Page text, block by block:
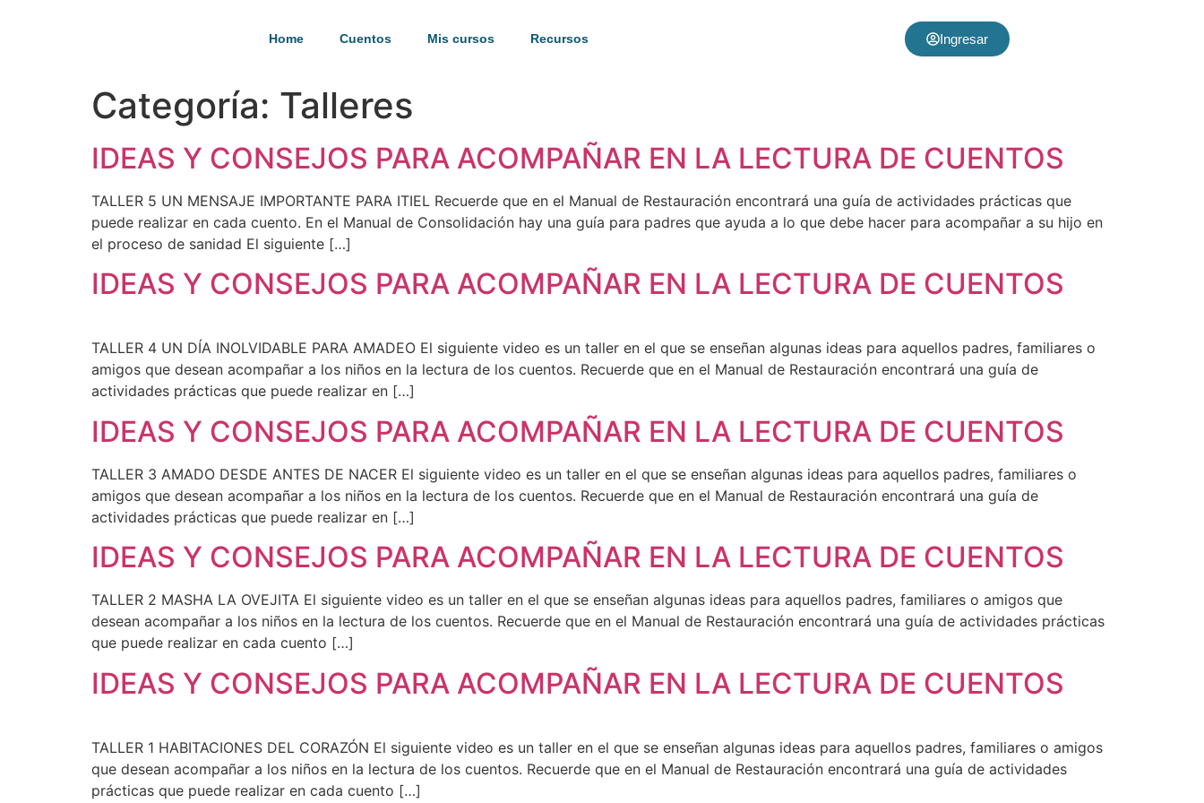
Home Cuentos Mis cursos Recursos Ingresar
Categoría: Talleres
IDEAS Y CONSEJOS PARA ACOMPAÑAR EN LA LECTURA DE CUENTOS
TALLER 5 UN MENSAJE IMPORTANTE PARA ITIEL Recuerde que en el Manual de Restauración encontrará una guía de actividades prácticas que
puede realizar en cada cuento. En el Manual de Consolidación hay una guía para padres que ayuda a lo que debe hacer para acompañar a su hijo en
el proceso de sanidad El siguiente […]
IDEAS Y CONSEJOS PARA ACOMPAÑAR EN LA LECTURA DE CUENTOS
TALLER 4 UN DÍA INOLVIDABLE PARA AMADEO El siguiente video es un taller en el que se enseñan algunas ideas para aquellos padres, familiares o
amigos que desean acompañar a los niños en la lectura de los cuentos. Recuerde que en el Manual de Restauración encontrará una guía de
actividades prácticas que puede realizar en […]
IDEAS Y CONSEJOS PARA ACOMPAÑAR EN LA LECTURA DE CUENTOS
TALLER 3 AMADO DESDE ANTES DE NACER El siguiente video es un taller en el que se enseñan algunas ideas para aquellos padres, familiares o
amigos que desean acompañar a los niños en la lectura de los cuentos. Recuerde que en el Manual de Restauración encontrará una guía de
actividades prácticas que puede realizar en […]
IDEAS Y CONSEJOS PARA ACOMPAÑAR EN LA LECTURA DE CUENTOS
TALLER 2 MASHA LA OVEJITA El siguiente video es un taller en el que se enseñan algunas ideas para aquellos padres, familiares o amigos que
desean acompañar a los niños en la lectura de los cuentos. Recuerde que en el Manual de Restauración encontrará una guía de actividades prácticas
que puede realizar en cada cuento […]
IDEAS Y CONSEJOS PARA ACOMPAÑAR EN LA LECTURA DE CUENTOS
TALLER 1 HABITACIONES DEL CORAZÓN El siguiente video es un taller en el que se enseñan algunas ideas para aquellos padres, familiares o amigos
que desean acompañar a los niños en la lectura de los cuentos. Recuerde que en el Manual de Restauración encontrará una guía de actividades
prácticas que puede realizar en cada cuento […]